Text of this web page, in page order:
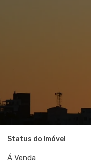
Status do Imóvel
Á Venda